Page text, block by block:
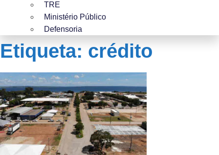
TRE
Ministério Público
Defensoria
Etiqueta: crédito